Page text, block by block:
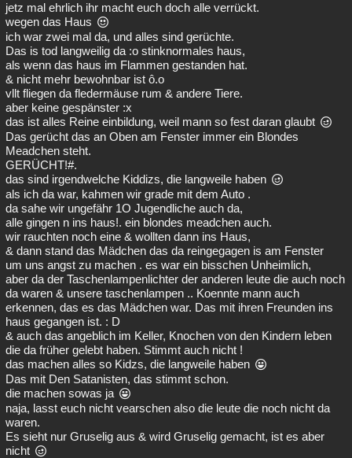
jetz mal ehrlich ihr macht euch doch alle verrückt.
wegen das Haus
ich war zwei mal da, und alles sind gerüchte.
Das is tod langweilig da :o stinknormales haus,
als wenn das haus im Flammen gestanden hat.
& nicht mehr bewohnbar ist ô.o
vllt fliegen da fledermäuse rum & andere Tiere.
aber keine gespänster :x
das ist alles Reine einbildung, weil mann so fest daran glaubt
Das gerücht das an Oben am Fenster immer ein Blondes
Meadchen steht.
GERÜCHT!#.
das sind irgendwelche Kiddizs, die langweile haben
als ich da war, kahmen wir grade mit dem Auto .
da sahe wir ungefähr 1O Jugendliche auch da,
alle gingen n ins haus!. ein blondes meadchen auch.
wir rauchten noch eine & wollten dann ins Haus,
& dann stand das Mädchen das da reingegagen is am Fenster
um uns angst zu machen . es war ein bisschen Unheimlich,
aber da der Taschenlampenlichter der anderen leute die auch noch
da waren & unsere taschenlampen .. Koennte mann auch
erkennen, das es das Mädchen war. Das mit ihren Freunden ins
haus gegangen ist. : D
& auch das angeblich im Keller, Knochen von den Kindern leben
die da früher gelebt haben. Stimmt auch nicht !
das machen alles so Kidzs, die langweile haben
Das mit Den Satanisten, das stimmt schon.
die machen sowas ja
naja, lasst euch nicht vearschen also die leute die noch nicht da
waren.
Es sieht nur Gruselig aus & wird Gruselig gemacht, ist es aber
nicht